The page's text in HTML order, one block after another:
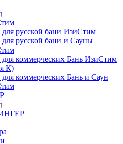
русской бани ИзиСтим
русской бани и Сауны
коммерческих Бань ИзиСтим
К)
коммерческих Бань и Саун